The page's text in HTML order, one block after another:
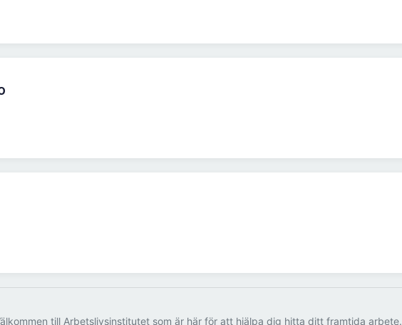
till Arbetslivsinstitutet som är här för att hjälpa dig hitta ditt framtida arbete.